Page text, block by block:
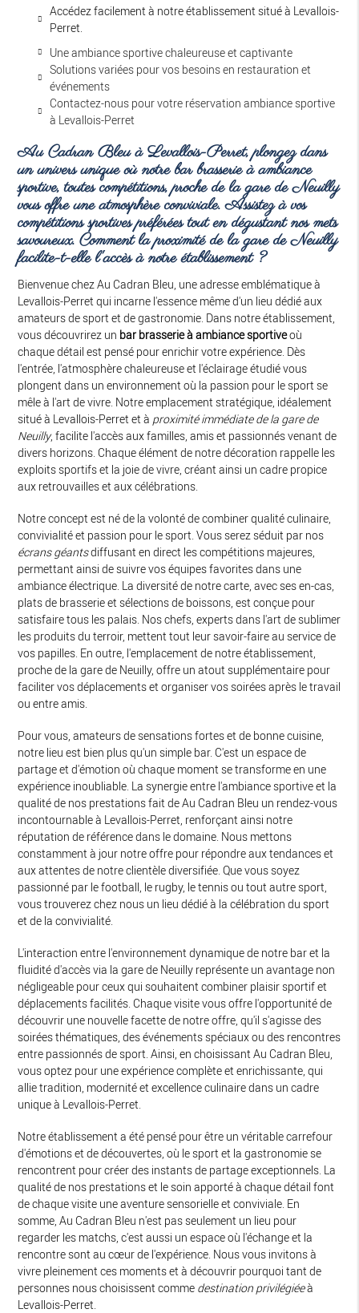
Accédez facilement à notre établissement situé à Levallois-
Perret.
Une ambiance sportive chaleureuse et captivante
Solutions variées pour vos besoins en restauration et
événements
Contactez-nous pour votre réservation ambiance sportive
à Levallois-Perret
Au Cadran Bleu à Levallois-Perret, plongez dans
un univers unique où notrebar brasserie à ambiance
sportive, toutes compétitions, proche de la gare de Neuilly
vous offre une atmosphère conviviale. Assistez à vos
compétitions sportives préférées tout en dégustant nos mets
savoureux. Comment la proximité de la gare de Neuilly
facilite-t-elle l'accès à notre établissement ?
Bienvenue chez Au Cadran Bleu, une adresse emblématique à
Levallois-Perret qui incarne l'essence même d'un lieu dédié aux
amateurs de sport et de gastronomie. Dans notre établissement,
vous découvrirez un bar brasserie à ambiance sportiveoù
chaque détail est pensé pour enrichir votre expérience. Dès
l'entrée, l'atmosphère chaleureuse et l'éclairage étudié vous
plongent dans un environnement où la passion pour le sport se
mêle à l'art de vivre. Notre emplacement stratégique, idéalement
situé à Levallois-Perret et à proximité immédiate de la gare de
Neuilly, facilite l'accès aux familles, amis et passionnés venant de
divers horizons. Chaque élément de notre décoration rappelle les
exploits sportifs et la joie de vivre, créant ainsi un cadre propice
aux retrouvailles et aux célébrations.
Notre concept est né de la volonté de combiner qualité culinaire,
convivialité et passion pour le sport. Vous serez séduit par nos
écrans géantsdiffusant en direct les compétitions majeures,
permettant ainsi de suivre vos équipes favorites dans une
ambiance électrique. La diversité de notre carte, avec ses en-cas,
plats de brasserie et sélections de boissons, est conçue pour
satisfaire tous les palais. Nos chefs, experts dans l'art de sublimer
les produits du terroir, mettent tout leur savoir-faire au service de
vos papilles. En outre, l'emplacement de notre établissement,
proche de la gare de Neuilly, offre un atout supplémentaire pour
faciliter vos déplacements et organiser vos soirées après le travail
ou entre amis.
Pour vous, amateurs de sensations fortes et de bonne cuisine,
notre lieu est bien plus qu'un simple bar. C'est un espace de
partage et d'émotion où chaque moment se transforme en une
expérience inoubliable. La synergie entre l'ambiance sportive et la
qualité de nos prestations fait de Au Cadran Bleu un rendez-vous
incontournable à Levallois-Perret, renforçant ainsi notre
réputation de référence dans le domaine. Nous mettons
constamment à jour notre offre pour répondre aux tendances et
aux attentes de notre clientèle diversifiée. Que vous soyez
passionné par le football, le rugby, le tennis ou tout autre sport,
vous trouverez chez nous un lieu dédié à la célébration du sport
et de la convivialité.
L'interaction entre l'environnement dynamique de notre bar et la
fluidité d'accès via la gare de Neuilly représente un avantage non
négligeable pour ceux qui souhaitent combiner plaisir sportif et
déplacements facilités. Chaque visite vous offre l'opportunité de
découvrir une nouvelle facette de notre offre, qu'il s'agisse des
soirées thématiques, des événements spéciaux ou des rencontres
entre passionnés de sport. Ainsi, en choisissant Au Cadran Bleu,
vous optez pour une expérience complète et enrichissante, qui
allie tradition, modernité et excellence culinaire dans un cadre
unique à Levallois-Perret.
Notre établissement a été pensé pour être un véritable carrefour
d'émotions et de découvertes, où le sport et la gastronomie se
rencontrent pour créer des instants de partage exceptionnels. La
qualité de nos prestations et le soin apporté à chaque détail font
de chaque visite une aventure sensorielle et conviviale. En
somme, Au Cadran Bleu n'est pas seulement un lieu pour
regarder les matchs, c'est aussi un espace où l'échange et la
rencontre sont au cœur de l'expérience. Nous vous invitons à
vivre pleinement ces moments et à découvrir pourquoi tant de
personnes nous choisissent comme destination privilégiéeà
Levallois-Perret.